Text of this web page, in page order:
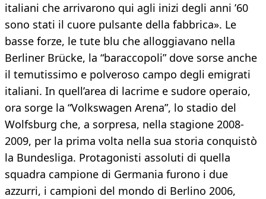
italiani che arrivarono qui agli inizi degli anni ’60
sono stati il cuore pulsante della fabbrica». Le
basse forze, le tute blu che alloggiavano nella
Berliner Brücke, la “baraccopoli” dove sorse anche
il temutissimo e polveroso campo degli emigrati
italiani. In quell’area di lacrime e sudore operaio,
ora sorge la “Volkswagen Arena”, lo stadio del
Wolfsburg che, a sorpresa, nella stagione 2008-
2009, per la prima volta nella sua storia conquistò
la Bundesliga. Protagonisti assoluti di quella
squadra campione di Germania furono i due
azzurri, i campioni del mondo di Berlino 2006,